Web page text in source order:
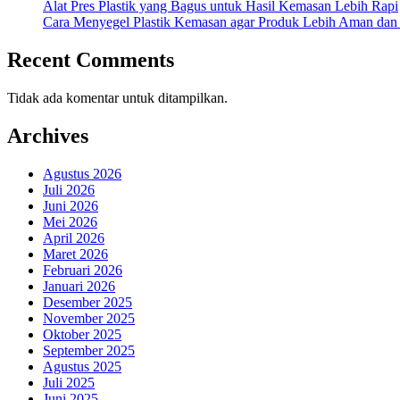
Alat Pres Plastik yang Bagus untuk Hasil Kemasan Lebih Rapi
Cara Menyegel Plastik Kemasan agar Produk Lebih Aman
Recent Comments
Tidak ada komentar untuk ditampilkan.
Archives
Agustus 2026
Juli 2026
Juni 2026
Mei 2026
April 2026
Maret 2026
Februari 2026
Januari 2026
Desember 2025
November 2025
Oktober 2025
September 2025
Agustus 2025
Juli 2025